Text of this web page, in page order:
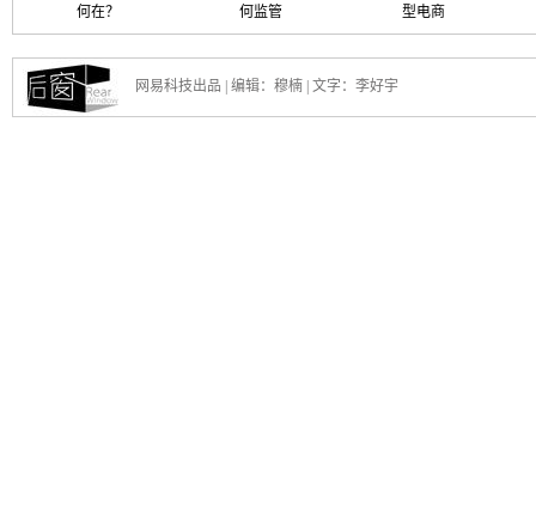
何在？
何监管
型电商
网易科技出品 | 编辑：穆楠 | 文字：李好宇